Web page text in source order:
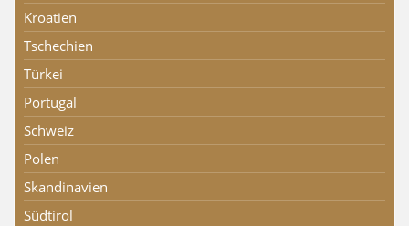
Kroatien
Tschechien
Türkei
Portugal
Schweiz
Polen
Skandinavien
Südtirol